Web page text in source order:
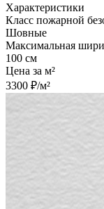
Характеристики
Класс пожарной
Шовные
Максимальная
100 см
Цена за м²
3300 ₽/м²